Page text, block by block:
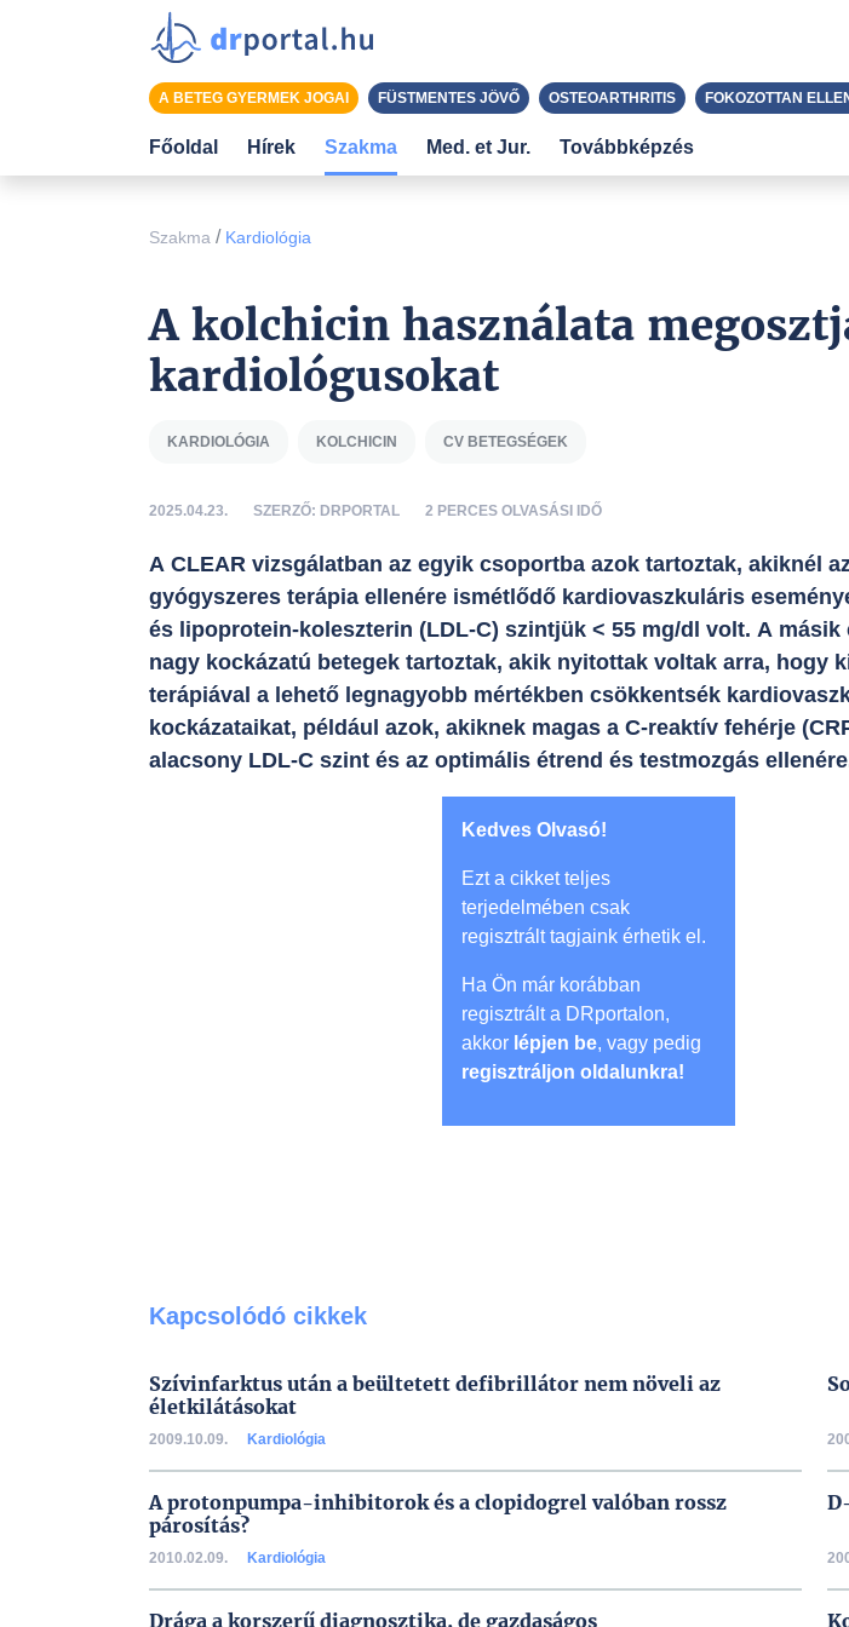
Szakma / Kardiológia
A kolchicin használata
kardiológusokat
KARDIOLÓGIA KOLCHICIN CV BETEGSÉGEK
2025.04.23. SZERZŐ: DRPORTAL 2 PERCES OLVASÁSI IDŐ
A CLEAR vizsgálatban az egyik csoportba azok tartoztak, akiknél
gyógyszeres terápia ellenére ismétlődő kardiovaszkuláris
és lipoprotein-koleszterin (LDL-C) szintjük < 55 mg/dl volt. A másik
nagy kockázatú betegek tartoztak, akik nyitottak voltak arra, hogy
terápiával a lehető legnagyobb mértékben csökkentsék
kockázataikat, például azok, akiknek magas a C-reaktív fehérje
alacsony LDL-C szint és az optimális étrend és testmozgás
Kedves Olvasó!
Ezt a cikket teljes
terjedelmében csak
regisztrált tagjaink érhetik el.
Ha Ön már korábban
regisztrált a DRportalon,
akkor lépjen be, vagy pedig
regisztráljon oldalunkra!
Kapcsolódó cikkek
Szívinfarktus után a beültetett defibrillátor nem növeli az
életkilátásokat
2009.10.09. Kardiológia
A protonpumpa-inhibitorok és a clopidogrel valóban rossz
párosítás?
2010.02.09. Kardiológia
Drága a korszerű diagnosztika, de gazdaságos
A BETEG GYERMEK JOGAI FÜSTMENTES JÖVŐ OSTEOARTHRITIS FOKOZOTTAN
Főoldal Hírek Szakma Med. et Jur. Továbbképzés